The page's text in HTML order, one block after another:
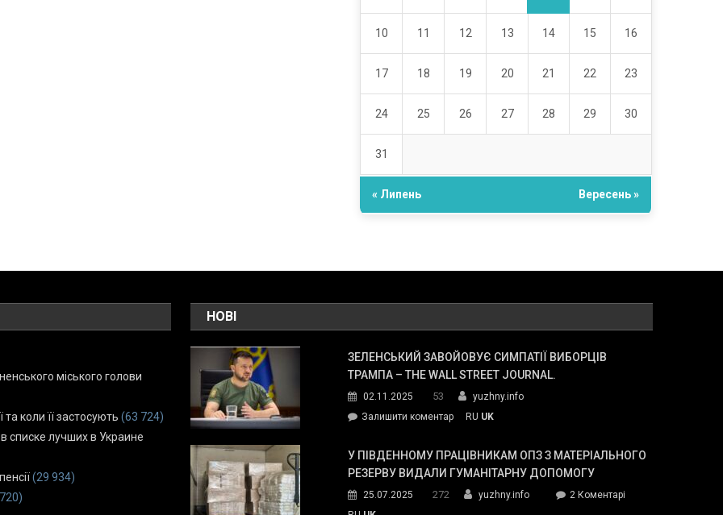
10 11 12 13 14 15 16
17 18 19 20 21 22 23
24 25 26 27 28 29 30
31
« Липень Вересень »
міського голови
коли її застосують (63 724)
списке лучших в Украине
(29 934)
НОВІ
ЗЕЛЕНСЬКИЙ ЗАВОЙОВУЄ СИМПАТІЇ ВИБОРЦІВ
ТРАМПА – THE WALL STREET JOURNAL.
02.11.2025 53
yuzhny.info
Залишити коментарon
завойовує
симпатії
Трампа
RU UK
У ПІВДЕННОМУ ПРАЦІВНИКАМ ОПЗ З МАТЕРІАЛЬНОГО
РЕЗЕРВУ ВИДАЛИ ГУМАНІТАРНУ ДОПОМОГУ
25.07.2025 272 yuzhny.info 2 Коментарідо